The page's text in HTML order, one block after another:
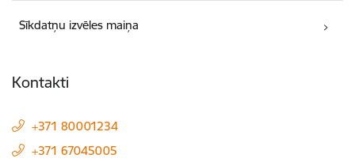
Sīkdatņu izvēles maiņa
Kontakti
+371 80001234
+371 67045005